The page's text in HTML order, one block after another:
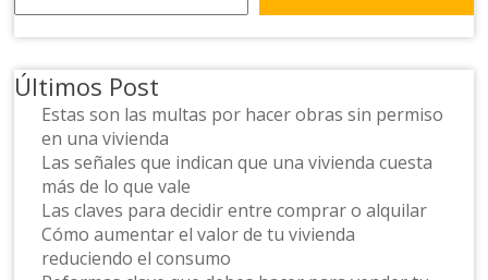
Últimos Post
Estas son las multas por hacer obras sin permiso
en una vivienda
Las señales que indican que una vivienda cuesta
más de lo que vale
Las claves para decidir entre comprar o alquilar
Cómo aumentar el valor de tu vivienda
reduciendo el consumo